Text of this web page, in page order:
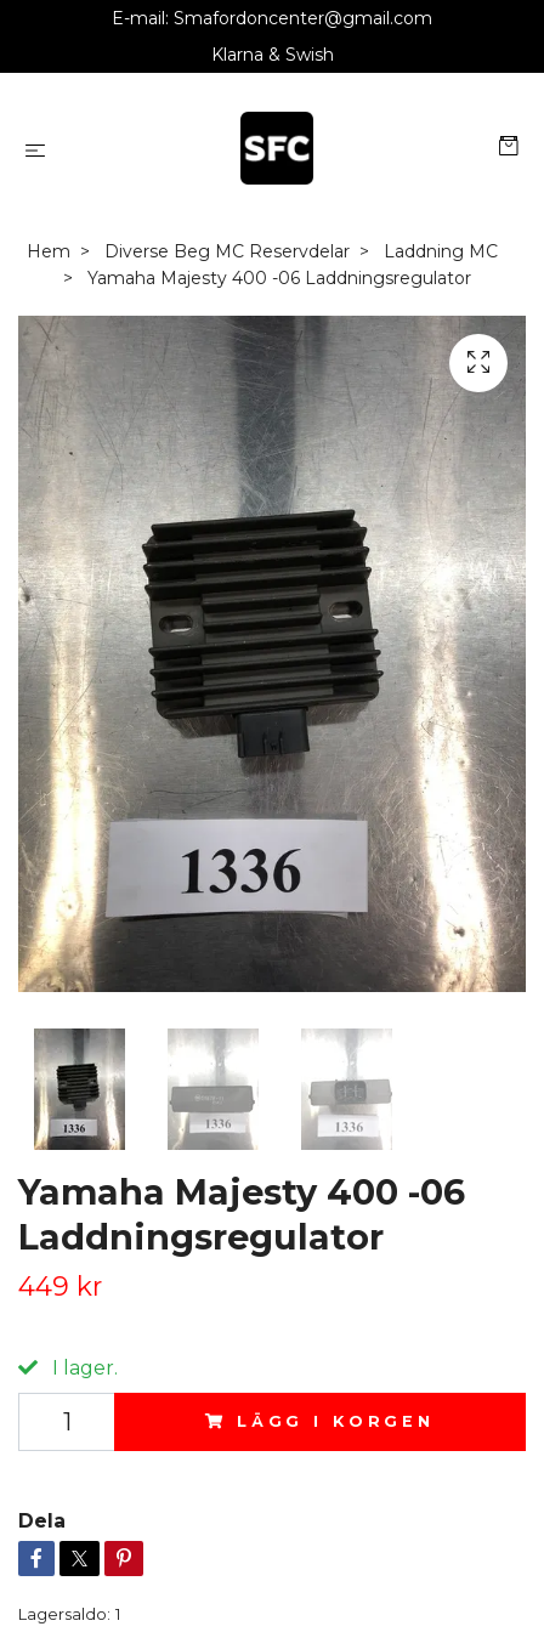
E-mail: Smafordoncenter@gmail.com
Klarna & Swish
Hem Diverse Beg MC Reservdelar
Laddning MC
Yamaha Majesty 400 -06 Laddningsregulator
Yamaha Majesty 400 -06
Laddningsregulator
449 kr
I lager.
LÄGG I KORGEN
Dela
Lagersaldo: 1